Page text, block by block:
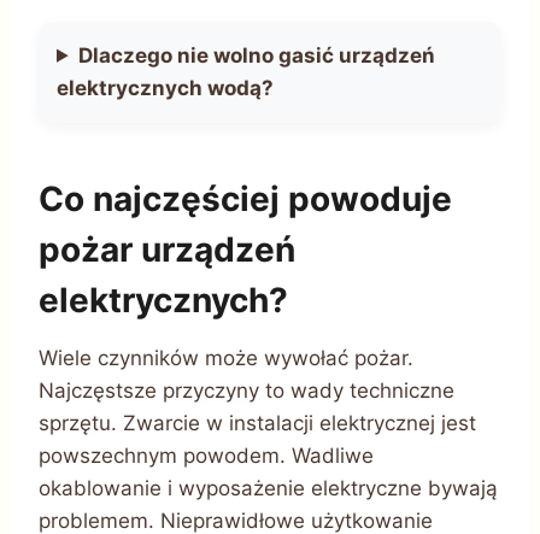
Dlaczego nie wolno gasić urządzeń
elektrycznych wodą?
Co najczęściej powoduje
pożar urządzeń
elektrycznych?
Wiele czynników może wywołać pożar.
Najczęstsze przyczyny to wady techniczne
sprzętu. Zwarcie w instalacji elektrycznej jest
powszechnym powodem. Wadliwe
okablowanie i wyposażenie elektryczne bywają
problemem. Nieprawidłowe użytkowanie